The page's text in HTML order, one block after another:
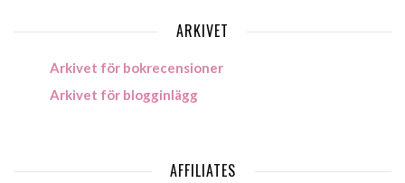
ARKIVET
Arkivet för bokrecensioner
Arkivet för blogginlägg
AFFILIATES